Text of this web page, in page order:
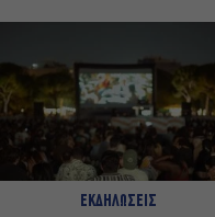
ΕΚΔΗΛΩΣΕΙΣ